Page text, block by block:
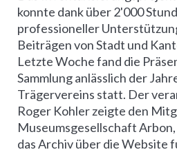
konnte dank über 2'000
professioneller
Beiträgen von Stadt und
Letzte Woche fand die
Sammlung anlässlich der
Trägervereins statt. Der
Roger Kohler zeigte den
Museumsgesellschaft
das Archiv über die Website